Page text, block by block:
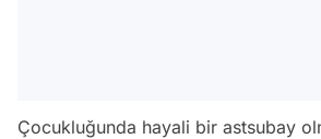
Çocukluğunda hayali bir astsubay